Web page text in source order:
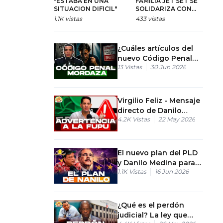
SITUACION DIFICIL"
1.1K vistas
SOLIDARIZA CON
FAMILIARES DE LAS
433 vistas
¿Cuáles artículos del
nuevo Código Penal
en RD limitan la
13 Vistas 30 Jun 2026
Virgilio Feliz - Mensaje
directo de Danilo
Medina a la Fuerza del
4.2K Vistas 22 May 2026
El nuevo plan del PLD
y Danilo Medina para
volver al poder
1.1K Vistas 16 Jun 2026
¿Qué es el perdón
judicial? La ley que